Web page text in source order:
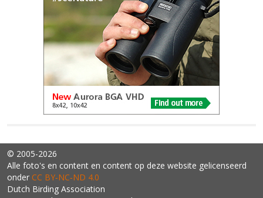
© 2005-2026
Alle foto's en content en content op deze website gelicenseerd
onder CC BY‑NC‑ND 4.0
Dutch Birding Association